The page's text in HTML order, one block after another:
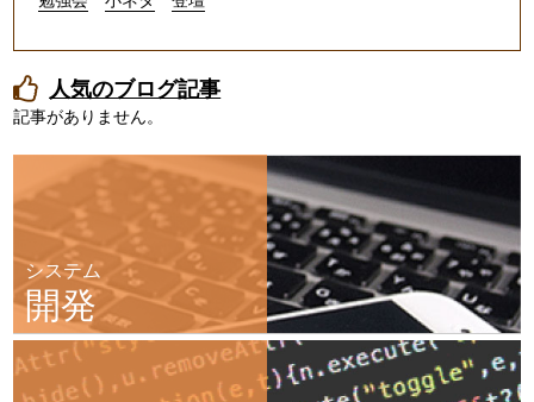
人気のブログ記事
記事がありません。
システム
開発